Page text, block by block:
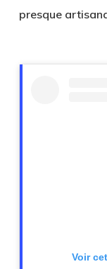
presque
Voir